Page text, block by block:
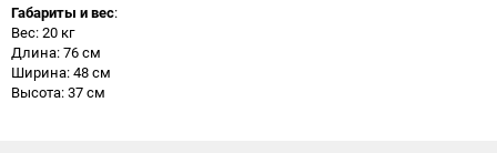
Габариты и вес:
Вес: 20 кг
Длина: 76 см
Ширина: 48 см
Высота: 37 см